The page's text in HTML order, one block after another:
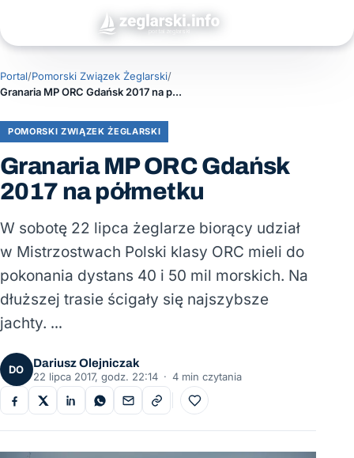
Portal/Pomorski Związek Żeglarski/
Granaria MP ORC Gdańsk 2017 na półmetku
POMORSKI ZWIĄZEK ŻEGLARSKI
Granaria MP ORC Gdańsk
2017 na półmetku
W sobotę 22 lipca żeglarze biorący udział
w Mistrzostwach Polski klasy ORC mieli do
pokonania dystans 40 i 50 mil morskich. Na
dłuższej trasie ścigały się najszybsze
jachty. …
DO
Dariusz Olejniczak
22 lipca 2017, godz. 22:14 · 4 min czytania
Do ulubionych